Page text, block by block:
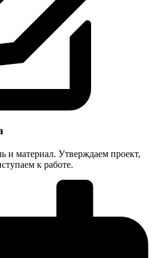
и материал. Утверждаем проект,
к работе.